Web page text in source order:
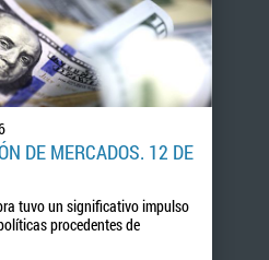
DE MERCADOS. 12 DE
tuvo un significativo impulso
procedentes de